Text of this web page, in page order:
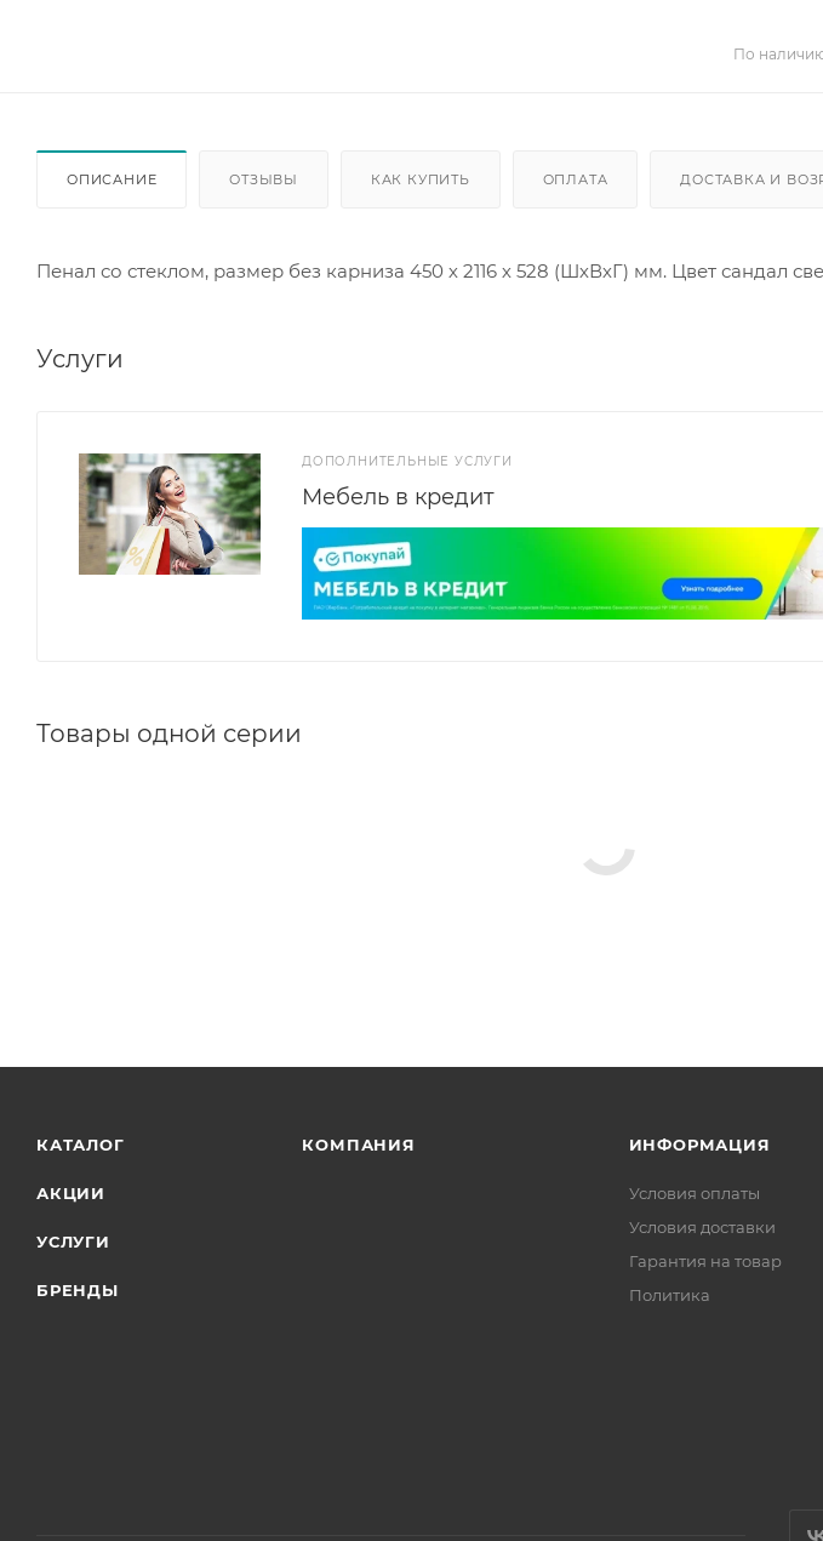
По
ОПИСАНИЕ ОТЗЫВЫ КАК КУПИТЬ ОПЛАТА ДОСТАВКА И
Пенал со стеклом, размер без карниза 450 х 2116 х 528 (ШхВхГ) мм. Цвет сандал
Услуги
ДОПОЛНИТЕЛЬНЫЕ УСЛУГИ
Мебель в кредит
Товары одной серии
КАТАЛОГ
АКЦИИ
УСЛУГИ
БРЕНДЫ
КОМПАНИЯ ИНФОРМАЦИЯ
Условия оплаты
Условия доставки
Гарантия на товар
Политика